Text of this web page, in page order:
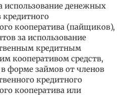
использование денежных
кредитного
кооператива (пайщиков),
за использование
кредитным
кооперативом средств,
форме займов от членов
кредитного
кооператива или